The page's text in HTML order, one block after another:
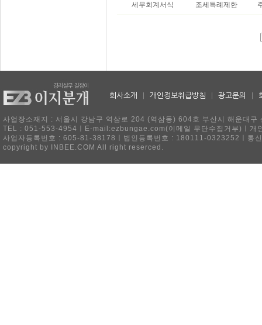
세무회계서식 조세특례제한
회사소개 개인정보취급방침 광고문의
사업장소재지 : 서울시 강남구 역삼로 204 (역삼동) 604호 부산시 해운대
TEL : 051-553-4954ㅣE-mail:ezbungae.com(이메일 무단수집거부)ㅣ개
사업자등록번호 : 605-81-38178ㅣ법인등록번호 : 180111-0323252ㅣ통
copyright by INBEE.COM All right reserced.